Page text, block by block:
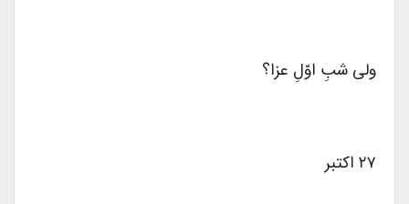
ولی شبِ اوّلِ عزا؟
۲۷ اکتبر